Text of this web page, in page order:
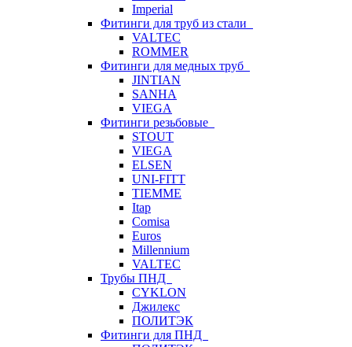
Imperial
Фитинги для труб из стали
VALTEC
ROMMER
Фитинги для медных труб
JINTIAN
SANHA
VIEGA
Фитинги резьбовые
STOUT
VIEGA
ELSEN
UNI-FITT
TIEMME
Itap
Comisa
Euros
Millennium
VALTEC
Трубы ПНД
CYKLON
Джилекс
ПОЛИТЭК
Фитинги для ПНД